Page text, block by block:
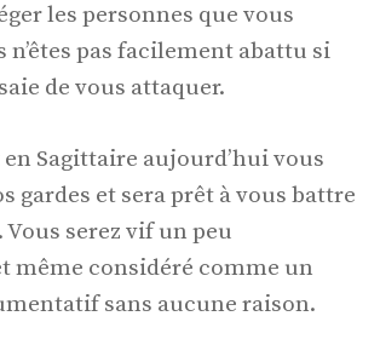
les personnes que vous
n’êtes pas facilement abattu si
de vous attaquer.
Sagittaire aujourd’hui vous
gardes et sera prêt à vous battre
Vous serez vif un peu
même considéré comme un
sans aucune raison.